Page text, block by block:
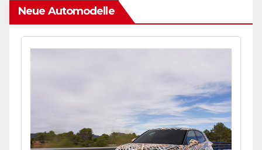
Neue Automodelle